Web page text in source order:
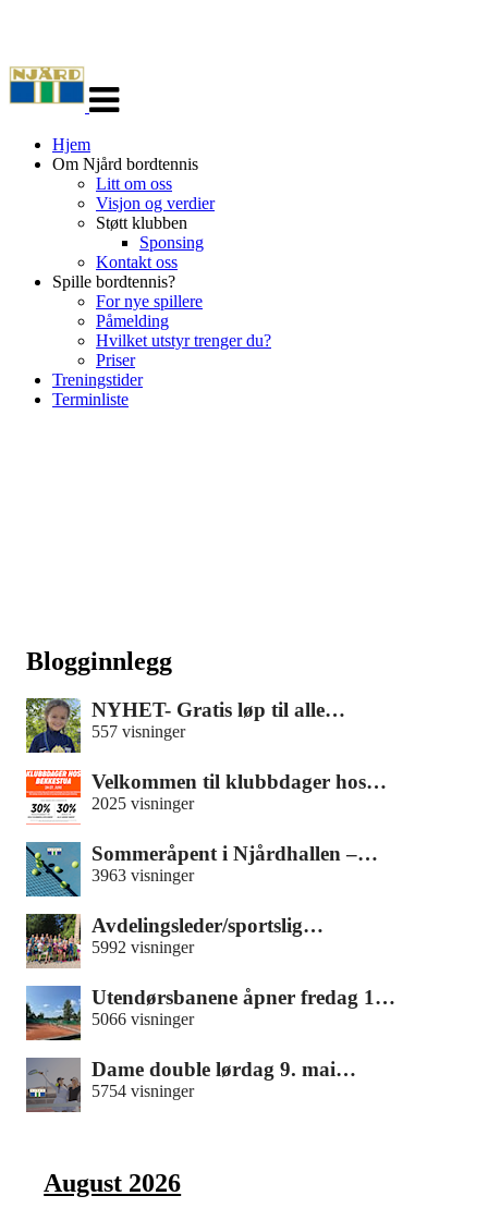
navigasjon
Hjem
Om Njård bordtennis
Litt om oss
Visjon og verdier
Støtt klubben
Sponsing
Kontakt oss
Spille bordtennis?
For nye spillere
Påmelding
Hvilket utstyr trenger du?
Priser
Treningstider
Terminliste
Blogginnlegg
NYHET- Gratis løp til alle…
557 visninger
Velkommen til klubbdager hos…
2025 visninger
Sommeråpent i Njårdhallen –…
3963 visninger
Avdelingsleder/sportslig…
5992 visninger
Utendørsbanene åpner fredag 1…
5066 visninger
Dame double lørdag 9. mai…
5754 visninger
August 2026